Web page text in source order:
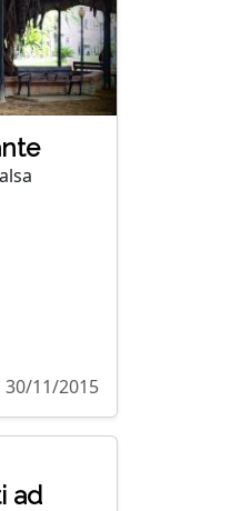
30/11/2015
ad